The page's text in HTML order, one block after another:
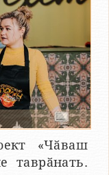
«Чӑваш
таврӑнать.